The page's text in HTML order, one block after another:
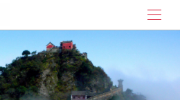
武术节起源